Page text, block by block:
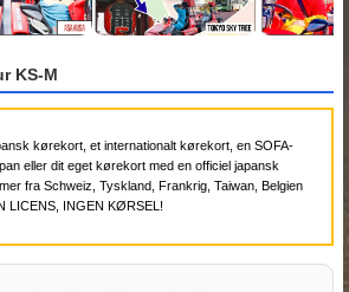
KS-M
kørekort, et internationalt kørekort, en SOFA-
eller dit eget kørekort med en officiel japansk
fra Schweiz, Tyskland, Frankrig, Taiwan, Belgien
LICENS, INGEN KØRSEL!